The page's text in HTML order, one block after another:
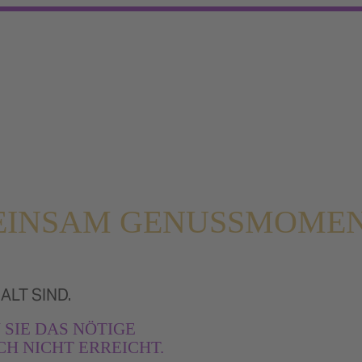
SIND.
DAS NÖTIGE
NICHT ERREICHT.